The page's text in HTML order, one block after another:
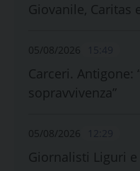
Giovanile, Caritas
05/08/2026
Carceri.
sopravvivenza”
05/08/2026
Giornalisti Liguri